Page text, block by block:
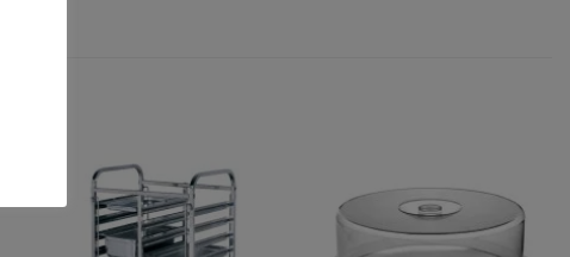
Minha
Minha